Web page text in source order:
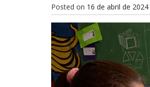
Posted on 16 de abril de 2024